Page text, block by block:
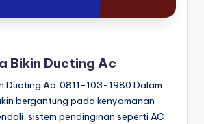
Bikin Ducting Ac
Ducting Ac 0811-103-1980 Dalam
bergantung pada kenyamanan
sistem pendinginan seperti AC